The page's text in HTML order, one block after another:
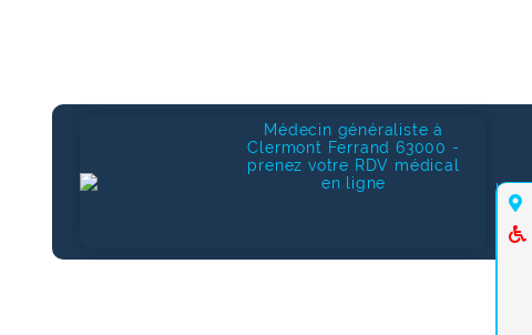
Médecin généraliste à
Clermont Ferrand 63000 -
prenez votre RDV médical
en ligne